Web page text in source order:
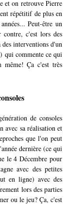
et on retrouve Pierre
répétitif de plus en
Peut-être un
c'est lors des
interventions d'un
qui commente ce qui
même! Ça c'est très
de consoles
avec sa réalisation et
que l'on peut
dernière (ce qui
le 4 Décembre pour
avec des petites
en ligne) avec des
lors des parties
ou le jeu? Ça, c'est